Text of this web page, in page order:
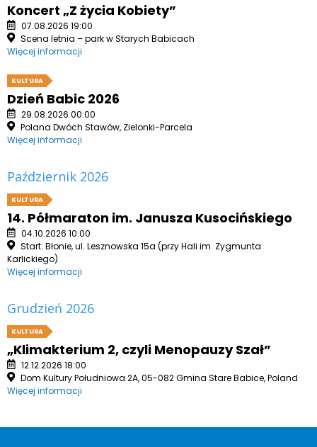
Koncert „Z życia Kobiety”
07.08.2026 19:00
Scena letnia – park w Starych Babicach
Więcej informacji
KULTURA
Dzień Babic 2026
29.08.2026 00:00
Polana Dwóch Stawów, Zielonki-Parcela
Więcej informacji
Październik 2026
KULTURA
14. Półmaraton im. Janusza Kusocińskiego
04.10.2026 10:00
Start: Błonie, ul. Lesznowska 15a (przy Hali im. Zygmunta
Karlickiego)
Więcej informacji
Grudzień 2026
KULTURA
„Klimakterium 2, czyli Menopauzy Szał”
12.12.2026 18:00
Dom Kultury Południowa 2A, 05-082 Gmina Stare Babice, Poland
Więcej informacji